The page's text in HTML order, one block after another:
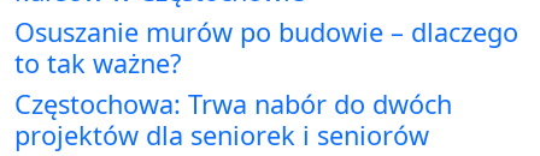
Osuszanie murów po budowie – dlaczego
to tak ważne?
Częstochowa: Trwa nabór do dwóch
projektów dla seniorek i seniorów